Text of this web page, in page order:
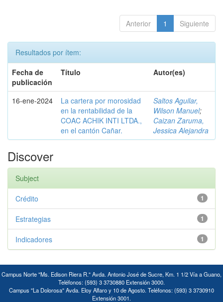
Anterior 1 Siguiente
Resultados por ítem:
Fecha de
publicación
Título Autor(es)
16-ene-2024
La cartera por morosidad
en la rentabilidad de la
COAC ACHIK INTI LTDA.,
en el cantón Cañar.
Saltos Aguilar,
Wilson Manuel;
Caizan Zaruma,
Jessica Alejandra
Discover
Subject
1
Crédito
1
Estrategias
1
Indicadores
Campus Norte "Ms. Edison Riera R." Avda. Antonio José de Sucre, Km. 1 1/2 Vía a Guano,
Teléfonos: (593) 3 3730880 Extensión 3000.
Campus "La Dolorosa" Avda. Eloy Alfaro y 10 de Agosto. Teléfonos: (593) 3 3730910
Extensión 3001.